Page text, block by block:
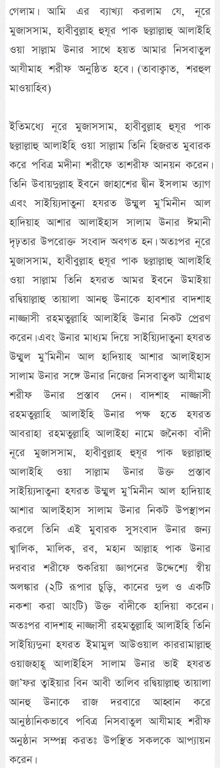
গেলাম। আমি এর ব্যাখ্যা করলাম যে, নূরে
মুজাসসাম, হাবীবুল্লাহ হুযূর পাক ছল্লাল্লাহু আলাইহি
ওয়া সাল্লাম উনার সাথে হয়ত আমার নিসবাতুল
আযীমাহ শরীফ অনুষ্ঠিত হবে। (তাবাক্বাত, শরহুল
মাওয়াহিব)
ইতিমধ্যে নূরে মুজাসসাম, হাবীবুল্লাহ হুযূর পাক
ছল্লাল্লাহু আলাইহি ওয়া সাল্লাম তিনি হিজরত মুবারক
করে পবিত্র মদীনা শরীফে তাশরীফ আনয়ন করেন।
তিনি উবায়দুল্লাহ ইবনে জাহাশের দ্বীন ইসলাম ত্যাগ
এবং সাইয়্যিদাতুনা হযরত উম্মুল মু’মিনীন আল
হাদিয়াহ আশার আলাইহাস সালাম উনার ঈমানী
দৃঢ়তার উপরোক্ত সংবাদ অবগত হন। অতঃপর নূরে
মুজাসসাম, হাবীবুল্লাহ হুযূর পাক ছল্লাল্লাহু আলাইহি
ওয়া সাল্লাম তিনি হযরত আমর ইবনে উমাইয়া
রদ্বিয়াল্লাহু তায়ালা আনহু উনাকে হাবশার বাদশাহ
নাজ্জাসী রহমতুল্লাহি আলাইহি উনার নিকট প্রেরণ
করেন। এবং উনার মাধ্যম দিয়ে সাইয়্যিদাতুনা হযরত
উম্মুল মু’মিনীন আল হাদিয়াহ আশার আলাইহাস
সালাম উনার সঙ্গে উনার নিজের নিসবাতুল আযীমাহ
শরীফ উনার প্রস্তাব দেন। বাদশাহ নাজ্জাসী
রহমতুল্লাহি আলাইহি উনার পক্ষ হতে হযরত
আবরাহা রহমতুল্লাহি আলাইহা নামে জনৈকা বাঁদী
নূরে মুজাসসাম, হাবীবুল্লাহ হুযূর পাক ছল্লাল্লাহু
আলাইহি ওয়া সাল্লাম উনার উক্ত প্রস্তাব
সাইয়্যিদাতুনা হযরত উম্মুল মু’মিনীন আল হাদিয়াহ
আশার আলাইহাস সালাম উনার নিকট উপস্থাপন
করলে তিনি এই মুবারক সুসংবাদ উনার জন্য
খ্বালিক, মালিক, রব, মহান আল্লাহ পাক উনার
দরবার শরীফে শুকরিয়া জ্ঞাপনের উদ্দেশ্যে স্বীয়
অলঙ্কার (২টি রূপার চুড়ি, কানের দুল ও একটি
নকশা করা আংটি) উক্ত বাঁদীকে হাদিয়া করেন।
অতঃপর বাদশাহ নাজ্জাসী রহমতুল্লাহি আলাইহি তিনি
সাইয়্যিদুনা হযরত ইমামুল আউওয়াল কাররামাল্লাহু
ওয়াজহাহূ আলাইহিস সালাম উনার ভাই হযরত
জা’ফর ত্বাইয়ার বিন আবী তালিব রদ্বিয়াল্লাহু তায়ালা
আনহু উনাকে রাজ দরবারে আহ্বান করে
আনুষ্ঠানিকভাবে পবিত্র নিসবাতুল আযীমাহ শরীফ
অনুষ্ঠান সম্পন্ন করতঃ উপস্থিত সকলকে আপ্যায়ন
করেন।